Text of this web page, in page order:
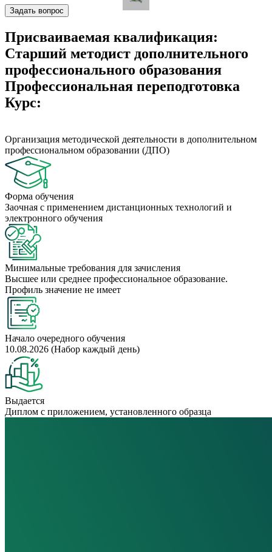
Задать вопрос
Присваиваемая квалификация:
Старший методист дополнительного
профессионального образования
Профессиональная переподготовка
Курс:
Организация методической деятельности в дополнительном
профессиональном образовании (ДПО)
Форма обучения
Заочная с применением дистанционных технологий и
электронного обучения
Минимальные требования для зачисления
Высшее или среднее профессиональное образование.
Профиль значение не имеет
Начало очередного обучения
10.08.2026 (Набор каждый день)
Выдается
Диплом с приложением, установленного образца